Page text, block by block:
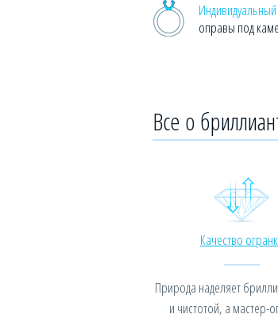
Индивидуальный
оправы под
Все о
Качество
Природа наделяет
и чистотой, а мастер-